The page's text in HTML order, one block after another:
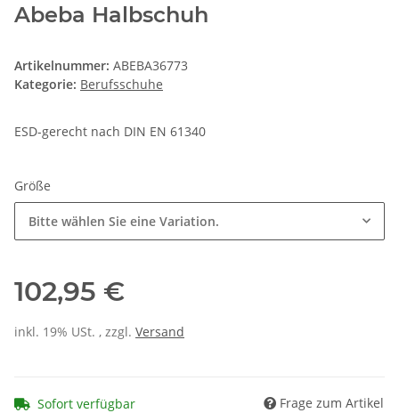
Abeba Halbschuh
Artikelnummer: ABEBA36773
Kategorie: Berufsschuhe
ESD-gerecht nach DIN EN 61340
Größe
Bitte wählen Sie eine Variation.
102,95 €
inkl. 19% USt. , zzgl. Versand
Sofort verfügbar Frage zum Artikel